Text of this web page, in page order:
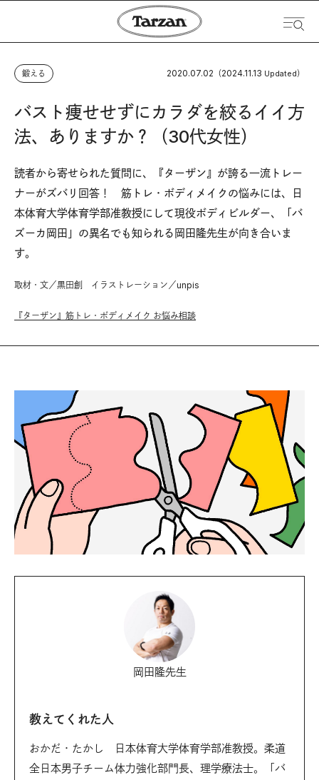
鍛える 2020.07.02 （2024.11.13 Updated）
バスト痩せせずにカラダを絞るイイ方
法、ありますか？（30代女性）
読者から寄せられた質問に、『ターザン』が誇る一流トレー
ナーがズバリ回答！ 筋トレ・ボディメイクの悩みには、日
本体育大学体育学部准教授にして現役ボディビルダー、「バ
ズーカ岡田」の異名でも知られる岡田隆先生が向き合いま
す。
取材・文／黒田創 イラストレーション／unpis
『ターザン』筋トレ・ボディメイク お悩み相談
岡田隆先生
教えてくれた人
おかだ・たかし 日本体育大学体育学部准教授。柔道
全日本男子チーム体力強化部門長、理学療法士。「バ